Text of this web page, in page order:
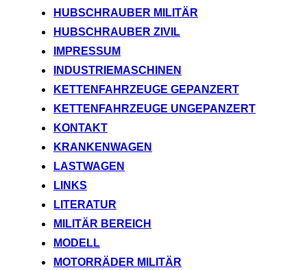
HUBSCHRAUBER MILITÄR
HUBSCHRAUBER ZIVIL
IMPRESSUM
INDUSTRIEMASCHINEN
KETTENFAHRZEUGE GEPANZERT
KETTENFAHRZEUGE UNGEPANZERT
KONTAKT
KRANKENWAGEN
LASTWAGEN
LINKS
LITERATUR
MILITÄR BEREICH
MODELL
MOTORRÄDER MILITÄR